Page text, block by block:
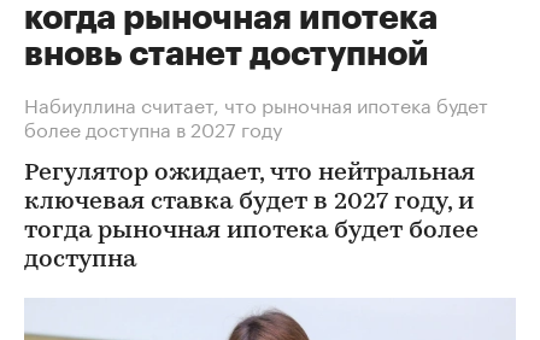
когда рыночная ипотека
вновь станет доступной
Набиуллина считает, что рыночная ипотека будет
более доступна в 2027 году
Регулятор ожидает, что нейтральная
ключевая ставка будет в 2027 году, и
тогда рыночная ипотека будет более
доступна